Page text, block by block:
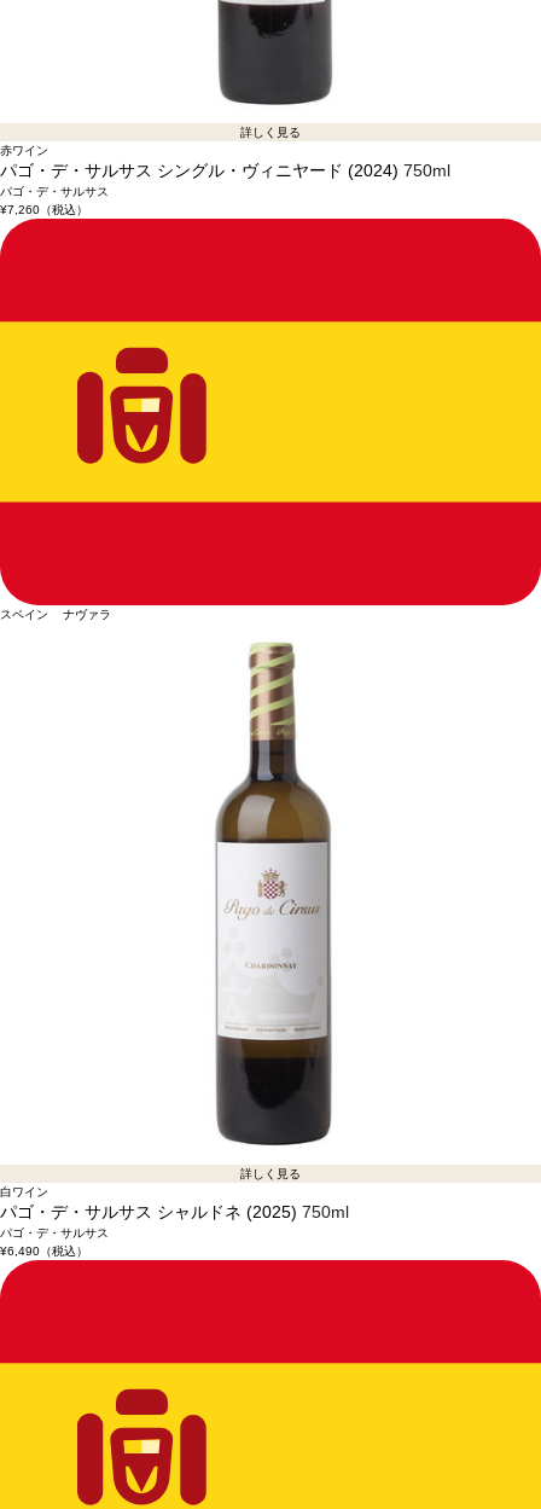
詳しく見る
赤ワイン
パゴ・デ・サルサス シングル・ヴィニヤード (2024) 750ml
パゴ・デ・サルサス
¥7,260（税込）
スペイン ナヴァラ
詳しく見る
白ワイン
パゴ・デ・サルサス シャルドネ (2025) 750ml
パゴ・デ・サルサス
¥6,490（税込）